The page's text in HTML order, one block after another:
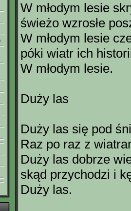
W młodym lesie
świeżo wzrosłe
W młodym lesie
póki wiatr ich
W młodym lesie.
Duży las
Duży las się pod
Raz po raz z
Duży las dobrze
skąd przychodzi i
Duży las.